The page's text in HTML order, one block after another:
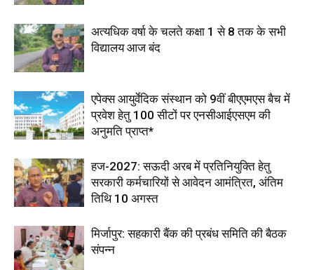
अत्यधिक वर्षा के चलते कक्षा 1 से 8 तक के सभी
विद्यालय आज बंद
एपेक्स आयुर्वेदिक संस्थान को 9वीं बीएएमएस बैच में
प्रवेश हेतु 100 सीटों पर एनसीआईएसएम की
अनुमति प्राप्त*
हज-2027: सऊदी अरब में प्रतिनियुक्ति हेतु
सरकारी कर्मचारियों से आवेदन आमंत्रित, अंतिम
तिथि 10 अगस्त
मिर्जापुर: सहकारी बैंक की प्रबंध समिति की बैठक
संपन्न